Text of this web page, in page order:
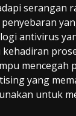
serangan
antivirus
mencegah
yang
untuk